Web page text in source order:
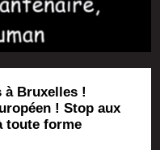
à Bruxelles !
! Stop aux
toute forme